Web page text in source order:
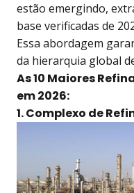
estão emergindo,
base verificadas de
Essa abordagem
da hierarquia global
As 10 Maiores
em 2026:
1. Complexo de